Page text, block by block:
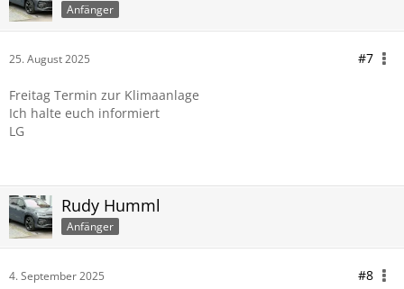
Anfänger
25. August 2025 #7
Freitag Termin zur Klimaanlage
Ich halte euch informiert
LG
Rudy Humml
Anfänger
4. September 2025 #8